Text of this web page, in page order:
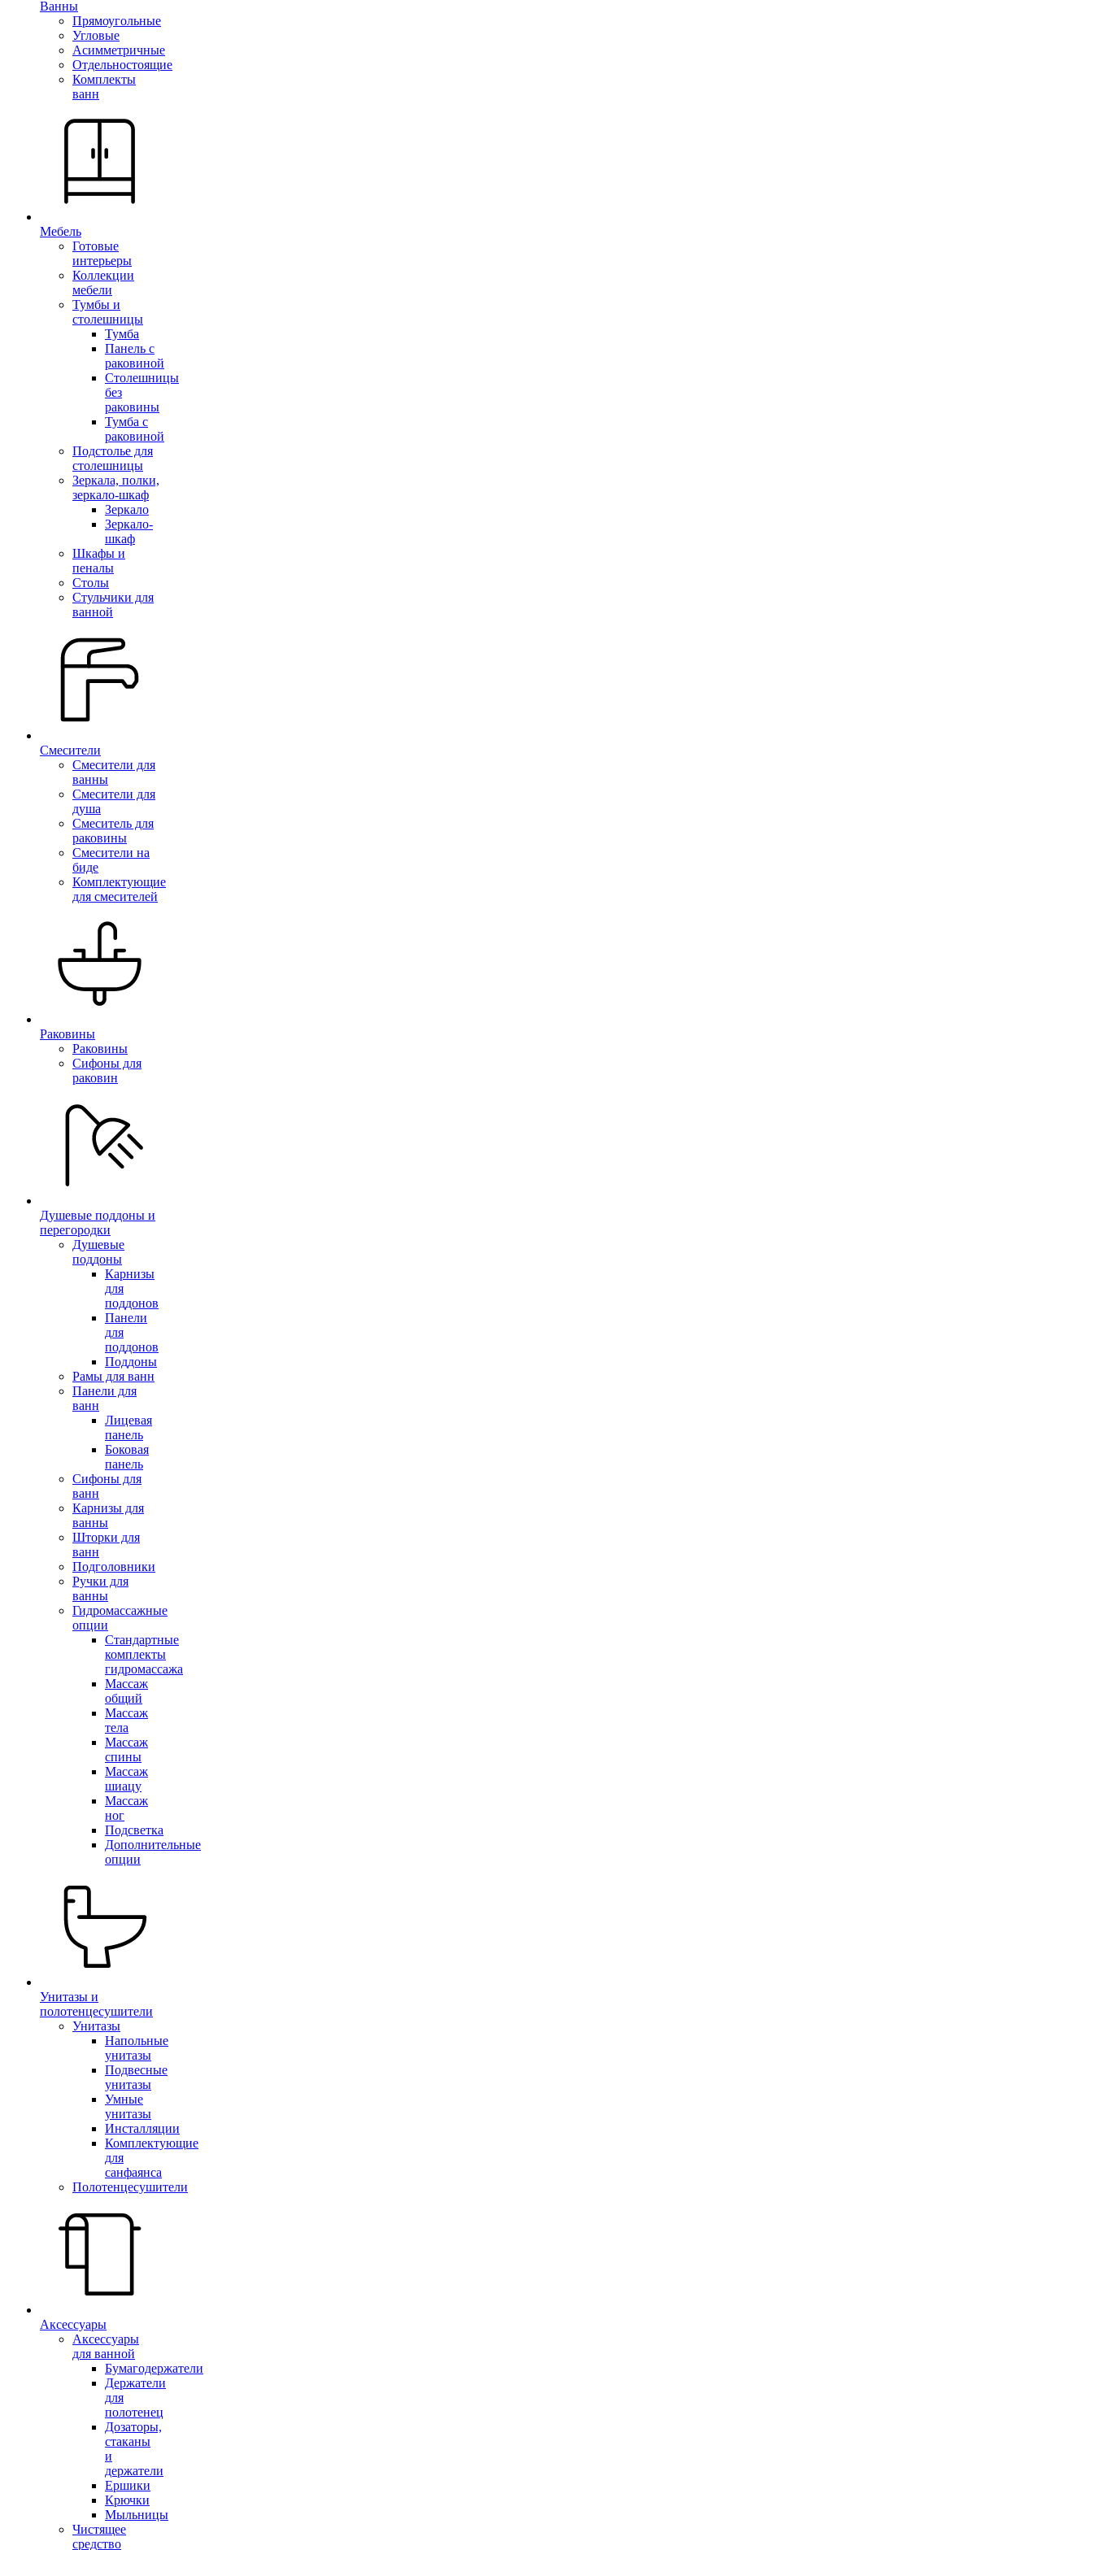
Ванны
Прямоугольные
Угловые
Асимметричные
Отдельностоящие
Комплекты
ванн
Мебель
Готовые
интерьеры
Коллекции
мебели
Тумбы и
столешницы
Тумба
Панель с
раковиной
Столешницы
без
раковины
Тумба с
раковиной
Подстолье для
столешницы
Зеркала, полки,
зеркало-шкаф
Зеркало
Зеркало-
шкаф
Шкафы и
пеналы
Столы
Стульчики для
ванной
Смесители
Смесители для
ванны
Смесители для
душа
Смеситель для
раковины
Смесители на
биде
Комплектующие
для смесителей
Раковины
Раковины
Сифоны для
раковин
Душевые поддоны и
перегородки
Душевые
поддоны
Карнизы
для
поддонов
Панели
для
поддонов
Поддоны
Рамы для ванн
Панели для
ванн
Лицевая
панель
Боковая
панель
Сифоны для
ванн
Карнизы для
ванны
Шторки для
ванн
Подголовники
Ручки для
ванны
Гидромассажные
опции
Стандартные
комплекты
гидромассажа
Массаж
общий
Массаж
тела
Массаж
спины
Массаж
шиацу
Массаж
ног
Подсветка
Дополнительные
опции
Унитазы и
полотенцесушители
Унитазы
Напольные
унитазы
Подвесные
унитазы
Умные
унитазы
Инсталляции
Комплектующие
для
санфаянса
Полотенцесушители
Аксессуары
Аксессуары
для ванной
Бумагодержатели
Держатели
для
полотенец
Дозаторы,
стаканы
и
держатели
Ершики
Крючки
Мыльницы
Чистящее
средство